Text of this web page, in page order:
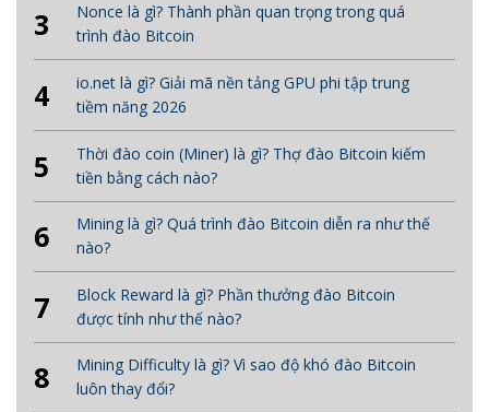
3
Nonce là gì? Thành phần quan trọng trong quá
trình đào Bitcoin
4
io.net là gì? Giải mã nền tảng GPU phi tập trung
tiềm năng 2026
5
Thời đào coin (Miner) là gì? Thợ đào Bitcoin kiếm
tiền bằng cách nào?
6
Mining là gì? Quá trình đào Bitcoin diễn ra như thế
nào?
7
Block Reward là gì? Phần thưởng đào Bitcoin
được tính như thế nào?
8
Mining Difficulty là gì? Vì sao độ khó đào Bitcoin
luôn thay đổi?